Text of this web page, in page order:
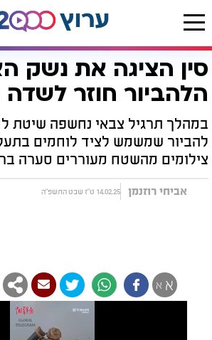
דף הבית רץ בוואטסאפ סין הציגה את נשק האימים - הלהביור חוזר לשדה הקרב
סין הציגה את נשק
הלהביור חוזר
במהלך תרגיל צבאי נחשפה שיטת
להביור שמשמש לציד לוחמים
צילומים מהשטח מעוררים סערה
אביחי רוזנמן 14.02.25 ט"ז שבט התשפ"ה
א א